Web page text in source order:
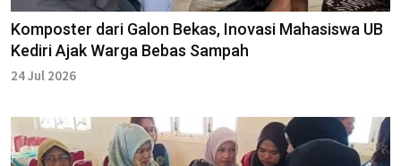
Komposter dari Galon Bekas, Inovasi Mahasiswa UB
Kediri Ajak Warga Bebas Sampah
24 Jul 2026